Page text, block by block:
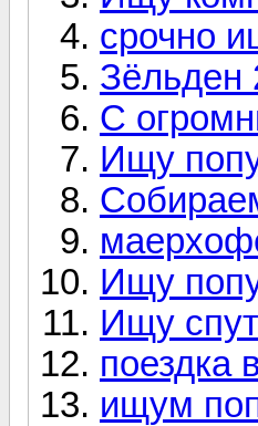
срочно
Зёльден
С
Ищу
Ищу
Ищу
поездка
ищум